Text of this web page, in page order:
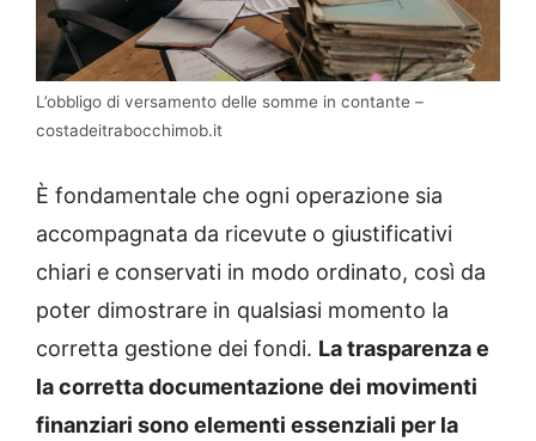
L’obbligo di versamento delle somme in contante –
costadeitrabocchimob.it
È fondamentale che ogni operazione sia
accompagnata da ricevute o giustificativi
chiari e conservati in modo ordinato, così da
poter dimostrare in qualsiasi momento la
corretta gestione dei fondi. La trasparenza e
la corretta documentazione dei movimenti
finanziari sono elementi essenziali per la